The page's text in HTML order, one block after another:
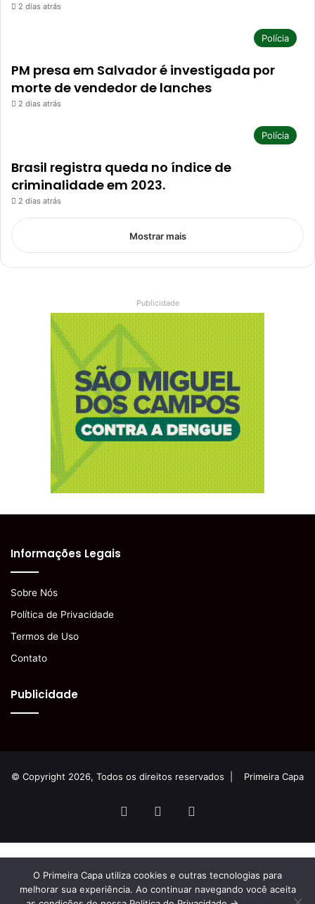
2 dias atrás
Polícia
PM presa em Salvador é investigada por
morte de vendedor de lanches
2 dias atrás
Polícia
Brasil registra queda no índice de
criminalidade em 2023.
2 dias atrás
Mostrar mais
Publicidade
Informações Legais
Sobre Nós
Política de Privacidade
Termos de Uso
Contato
Publicidade
© Copyright 2026, Todos os direitos reservados | Primeira Capa
FacebookYouTube
O Primeira Capa utiliza cookies e outras tecnologias para
melhorar sua experiência. Ao continuar navegando você aceita